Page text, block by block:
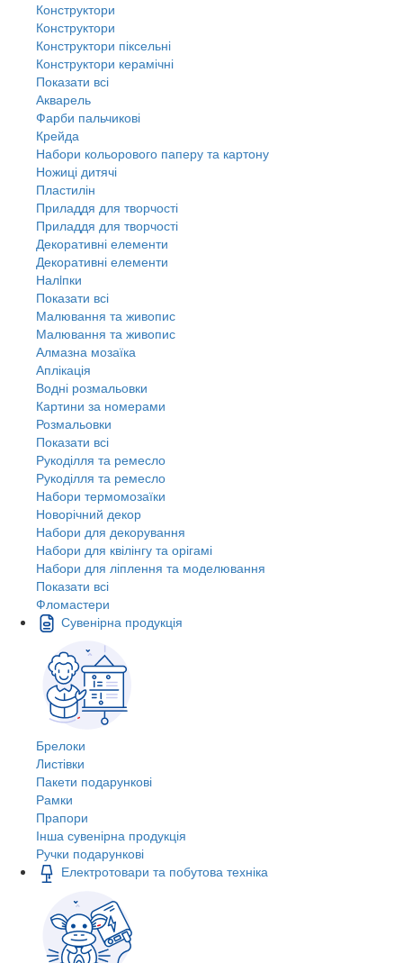
Конструктори
Конструктори
Конструктори піксельні
Конструктори керамічні
Показати всі
Акварель
Фарби пальчикові
Крейда
Набори кольорового паперу та картону
Ножиці дитячі
Пластилін
Приладдя для творчості
Приладдя для творчості
Декоративні елементи
Декоративні елементи
Налiпки
Показати всі
Малювання та живопис
Малювання та живопис
Алмазна мозаїка
Аплікація
Водні розмальовки
Картини за номерами
Розмальовки
Показати всі
Рукоділля та ремесло
Рукоділля та ремесло
Набори термомозаїки
Новорічний декор
Набори для декорування
Набори для квілінгу та орігамі
Набори для ліплення та моделювання
Показати всі
Фломастери
Сувенірна продукція
Брелоки
Листівки
Пакети подарункові
Рамки
Прапори
Інша сувенірна продукція
Ручки подарункові
Електротовари та побутова техніка